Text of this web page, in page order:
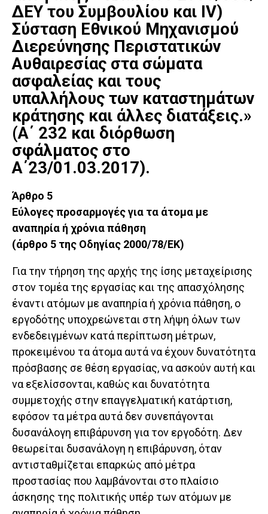
ΔΕΥ του Συμβουλίου και IV)
Σύσταση Εθνικού Μηχανισμού
Διερεύνησης Περιστατικών
Αυθαιρεσίας στα σώματα
ασφαλείας και τους
υπαλλήλους των καταστημάτων
κράτησης και άλλες διατάξεις.»
(Α΄ 232 και διόρθωση
σφάλματος στο
Α΄23/01.03.2017).
Άρθρο 5
Εύλογες προσαρμογές για τα άτομα με
αναπηρία ή χρόνια πάθηση
(άρθρο 5 της Οδηγίας 2000/78/ΕΚ)
Για την τήρηση της αρχής της ίσης μεταχείρισης
στον τομέα της εργασίας και της απασχόλησης
έναντι ατόμων με αναπηρία ή χρόνια πάθηση, ο
εργοδότης υποχρεώνεται στη λήψη όλων των
ενδεδειγμένων κατά περίπτωση μέτρων,
προκειμένου τα άτομα αυτά να έχουν δυνατότητα
πρόσβασης σε θέση εργασίας, να ασκούν αυτή και
να εξελίσσονται, καθώς και δυνατότητα
συμμετοχής στην επαγγελματική κατάρτιση,
εφόσον τα μέτρα αυτά δεν συνεπάγονται
δυσανάλογη επιβάρυνση για τον εργοδότη. Δεν
θεωρείται δυσανάλογη η επιβάρυνση, όταν
αντισταθμίζεται επαρκώς από μέτρα
προστασίας που λαμβάνονται στο πλαίσιο
άσκησης της πολιτικής υπέρ των ατόμων με